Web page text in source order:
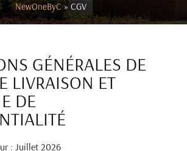
NewOneByC» CGV
GÉNÉRALES DE
LIVRAISON ET
DE
: Juillet 2026